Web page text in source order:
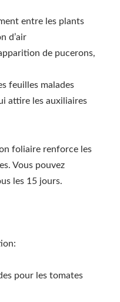
entre les plants
d’air
de pucerons,
feuilles malades
attire les auxiliaires
foliaire renforce les
Vous pouvez
les 15 jours.
pour les tomates